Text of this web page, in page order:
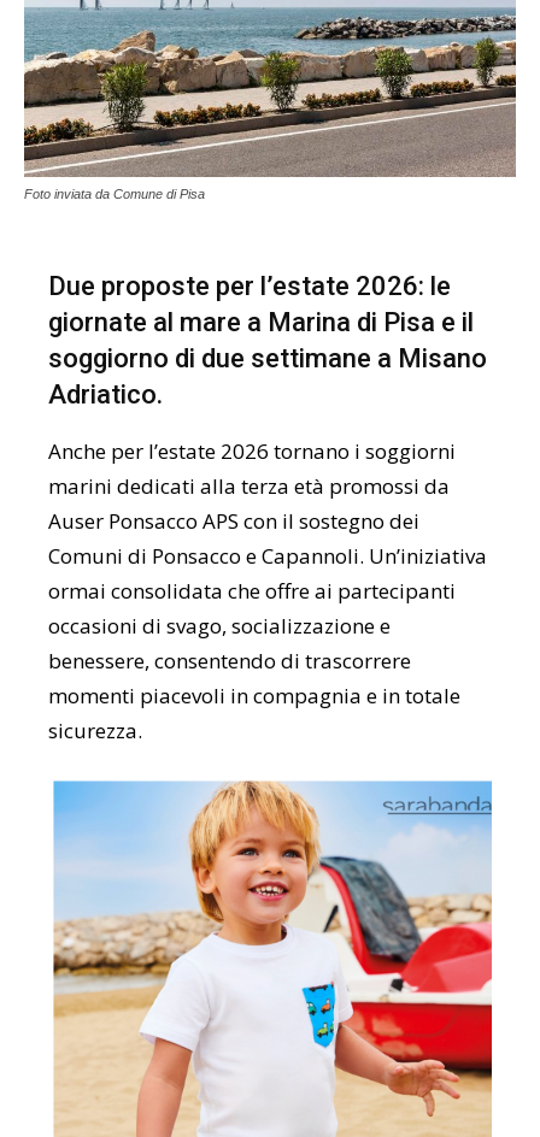
Foto inviata da Comune di Pisa
Due proposte per l’estate 2026: le
giornate al mare a Marina di Pisa e il
soggiorno di due settimane a Misano
Adriatico.
Anche per l’estate 2026 tornano i soggiorni
marini dedicati alla terza età promossi da
Auser Ponsacco APS con il sostegno dei
Comuni di Ponsacco e Capannoli. Un’iniziativa
ormai consolidata che offre ai partecipanti
occasioni di svago, socializzazione e
benessere, consentendo di trascorrere
momenti piacevoli in compagnia e in totale
sicurezza.